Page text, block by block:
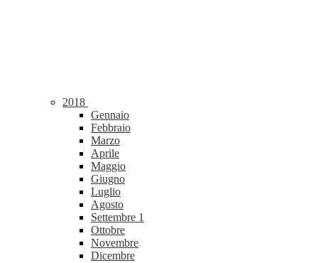
2018
Gennaio
Febbraio
Marzo
Aprile
Maggio
Giugno
Luglio
Agosto
Settembre 1
Ottobre
Novembre
Dicembre